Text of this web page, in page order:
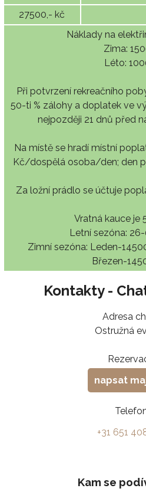
27500,- kč
Náklady na
Zima:
Léto:
Při potvrzení rekreačního
50-ti % zálohy a doplatek ve
nejpozději 21 dnů před
Na místě se hradí místní
Kč/dospělá osoba/den; den
Za ložní prádlo se účtuje
Vratná kauce je
Letní sezóna:
Zimní sezóna: Leden-
Březen-
Kontakty -
Adresa
Ostružná
napsat
+31 651
Kam se